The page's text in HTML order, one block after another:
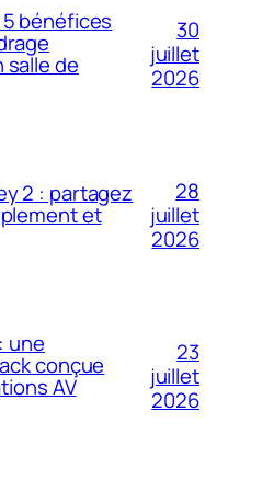
bénéfices
de
30
juillet
2026
2 : partagez
et
28
juillet
2026
une
conçue
AV
23
juillet
2026